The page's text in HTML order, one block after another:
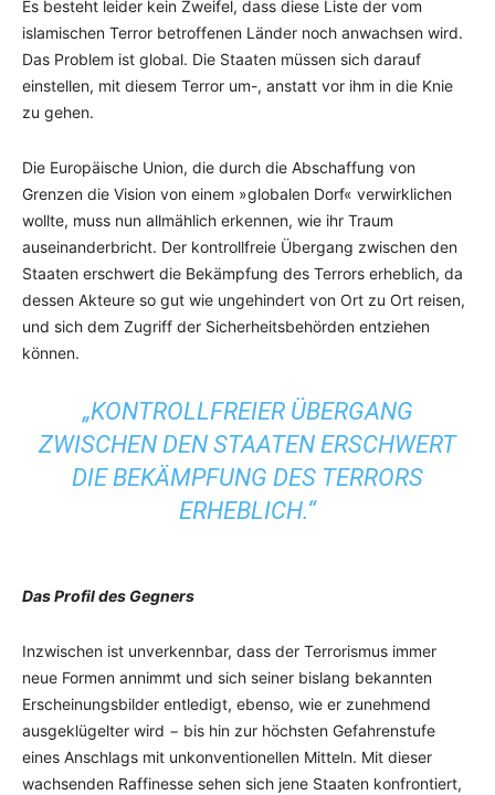
Es besteht leider kein Zweifel, dass diese Liste der vom
islamischen Terror betroffenen Länder noch anwachsen wird.
Das Problem ist global. Die Staaten müssen sich darauf
einstellen, mit diesem Terror um-, anstatt vor ihm in die Knie
zu gehen.
Die Europäische Union, die durch die Abschaffung von
Grenzen die Vision von einem »globalen Dorf« verwirklichen
wollte, muss nun allmählich erkennen, wie ihr Traum
auseinanderbricht. Der kontrollfreie Übergang zwischen den
Staaten erschwert die Bekämpfung des Terrors erheblich, da
dessen Akteure so gut wie ungehindert von Ort zu Ort reisen,
und sich dem Zugriff der Sicherheitsbehörden entziehen
können.
„KONTROLLFREIER ÜBERGANG
ZWISCHEN DEN STAATEN ERSCHWERT
DIE BEKÄMPFUNG DES TERRORS
ERHEBLICH.“
Das Profil des Gegners
Inzwischen ist unverkennbar, dass der Terrorismus immer
neue Formen annimmt und sich seiner bislang bekannten
Erscheinungsbilder entledigt, ebenso, wie er zunehmend
ausgeklügelter wird − bis hin zur höchsten Gefahrenstufe
eines Anschlags mit unkonventionellen Mitteln. Mit dieser
wachsenden Raffinesse sehen sich jene Staaten konfrontiert,